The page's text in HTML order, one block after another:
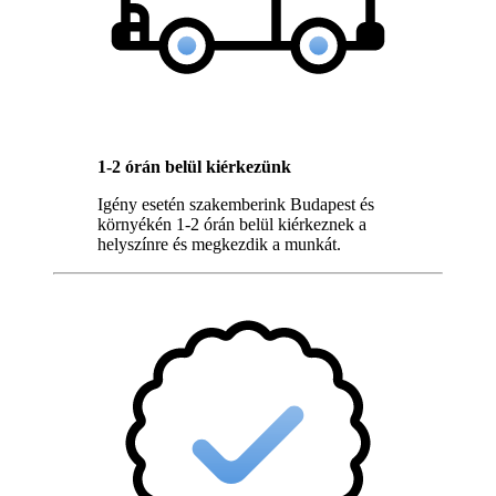
1-2 órán belül kiérkezünk
Igény esetén szakemberink Budapest és
környékén 1-2 órán belül kiérkeznek a
helyszínre és megkezdik a munkát.